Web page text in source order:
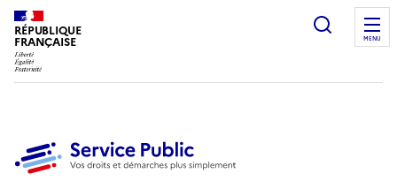
RÉPUBLIQUE
FRANÇAISE
Ouvrir
MENU